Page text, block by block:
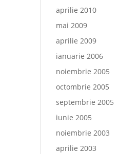
aprilie 2010
mai 2009
aprilie 2009
ianuarie 2006
noiembrie 2005
octombrie 2005
septembrie 2005
iunie 2005
noiembrie 2003
aprilie 2003